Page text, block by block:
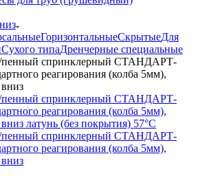
ГоризонтальныеСкрытыеДля
Сухого типаДренчерные специальные
пенный спринклерный СТАНДАРТ-
реагирования (колба 5мм),